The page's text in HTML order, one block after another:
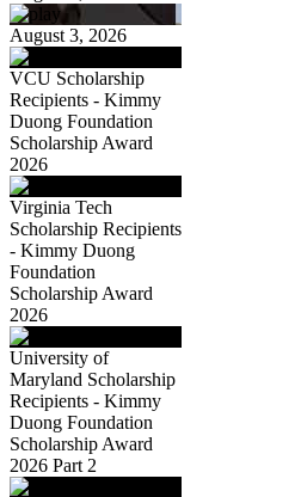
August 3, 2026
VCU Scholarship
Recipients - Kimmy
Duong Foundation
Scholarship Award
2026
Virginia Tech
Scholarship Recipients
- Kimmy Duong
Foundation
Scholarship Award
2026
University of
Maryland Scholarship
Recipients - Kimmy
Duong Foundation
Scholarship Award
2026 Part 2